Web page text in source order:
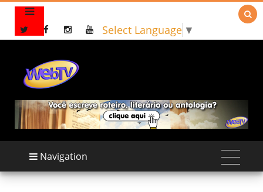
Select Language ▼

Navigation